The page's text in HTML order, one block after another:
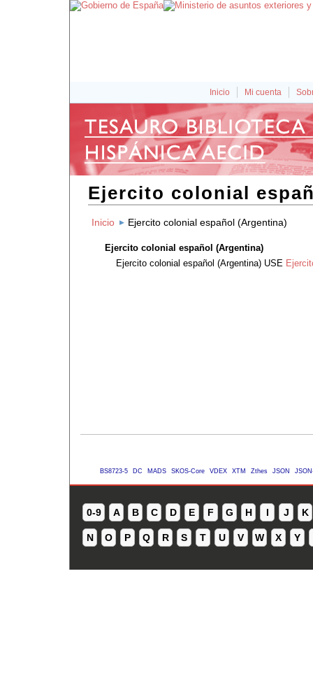
Inicio Mi cuenta
Ejercito colonial
Inicio Ejercito colonial español (Argentina)
Ejercito colonial español (Argentina)
Ejercito colonial español (Argentina)USE
BS8723-5 DC MADS SKOS-Core VDEX XTM Zthes JSON
0-9 A B C D E F G H I J K
N O P Q R S T U V W X Y